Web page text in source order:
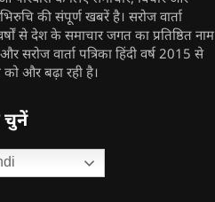
की संपूर्ण खबरें है। सरोज वार्ता
से देश के समाचार जगत का प्रतिष्ठित नाम
सरोज वार्ता पत्रिका हिंदी वर्ष 2015 से
को और बढ़ा रही है।
चुनें